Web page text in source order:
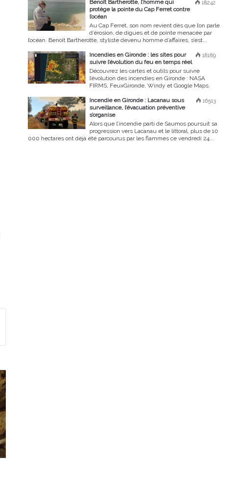
18242
Benoît Bartherotte, l’homme qui
protège la pointe du Cap Ferret contre
l’océan
Au Cap Ferret, son nom revient dès que l’on parle
d’érosion, de digues et de pointe menacée par
l’océan. Benoît Bartherotte, styliste devenu homme d’affaires, s’est...
18189
Incendies en Gironde : les sites pour
suivre l’évolution du feu en temps réel
Découvrez les cartes et outils pour suivre
l’évolution des incendies en Gironde : NASA
FIRMS, FeuxGironde, Windy et Google Maps.
16513
Incendie en Gironde : Lacanau sous
surveillance, l’évacuation préventive
s’organise
Alors que l’incendie parti de Saumos poursuit sa
progression vers Lacanau et le littoral, plus de 10
000 hectares ont déjà été parcourus par les flammes ce vendredi 24...